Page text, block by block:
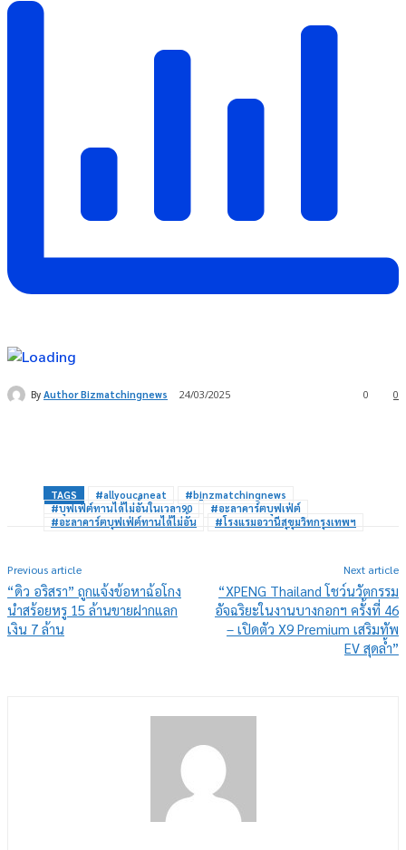
By Author Bizmatchingnews 24/03/2025 0
0
TAGS #allyoucaneat
#binzmatchingnews
#บุฟเฟ่ต์ทานได้ไม่อั้นในเวลา90
#อะลาคาร์ตบุฟเฟ่ต์
#อะลาคาร์ตบุฟเฟ่ต์ทานได้ไม่อั้น
#โรงแรมอวานีสุขุมวิทกรุงเทพฯ
Previous article
“ดิว อริสรา” ถูกแจ้งข้อหาฉ้อโกง
นำสร้อยหรู 15 ล้านขายฝากแลก
เงิน 7 ล้าน
Next article
“XPENG Thailand โชว์นวัตกรรม
อัจฉริยะในงานบางกอกฯ ครั้งที่ 46
– เปิดตัว X9 Premium เสริมทัพ
EV สุดล้ำ”